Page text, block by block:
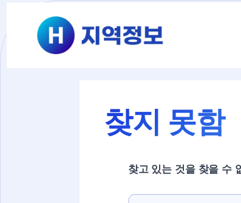
찾지 못함
찾고 있는 것을 찾을 수